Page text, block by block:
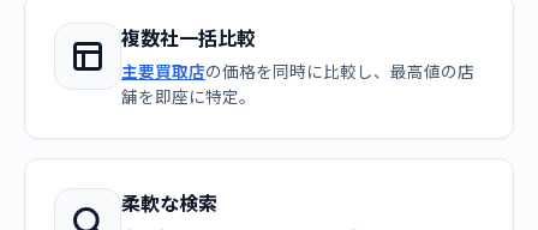
複数社一括比較
主要買取店の価格を同時に比較し、最高値の店
舗を即座に特定。
柔軟な検索